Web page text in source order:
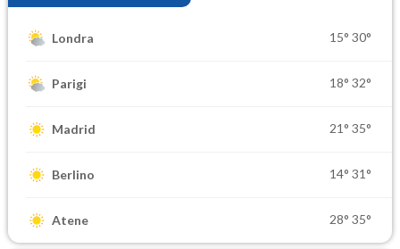
Londra 15° 30°
Parigi 18° 32°
Madrid 21° 35°
Berlino 14° 31°
Atene 28° 35°